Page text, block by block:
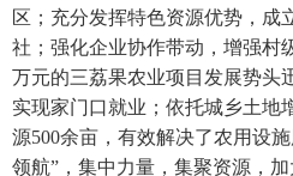
区；充分发挥特色资源优势，成
社；强化企业协作带动，增强村
万元的三荔果农业项目发展势头
实现家门口就业；依托城乡土地
源500余亩，有效解决了农用设
领航”，集中力量，集聚资源，